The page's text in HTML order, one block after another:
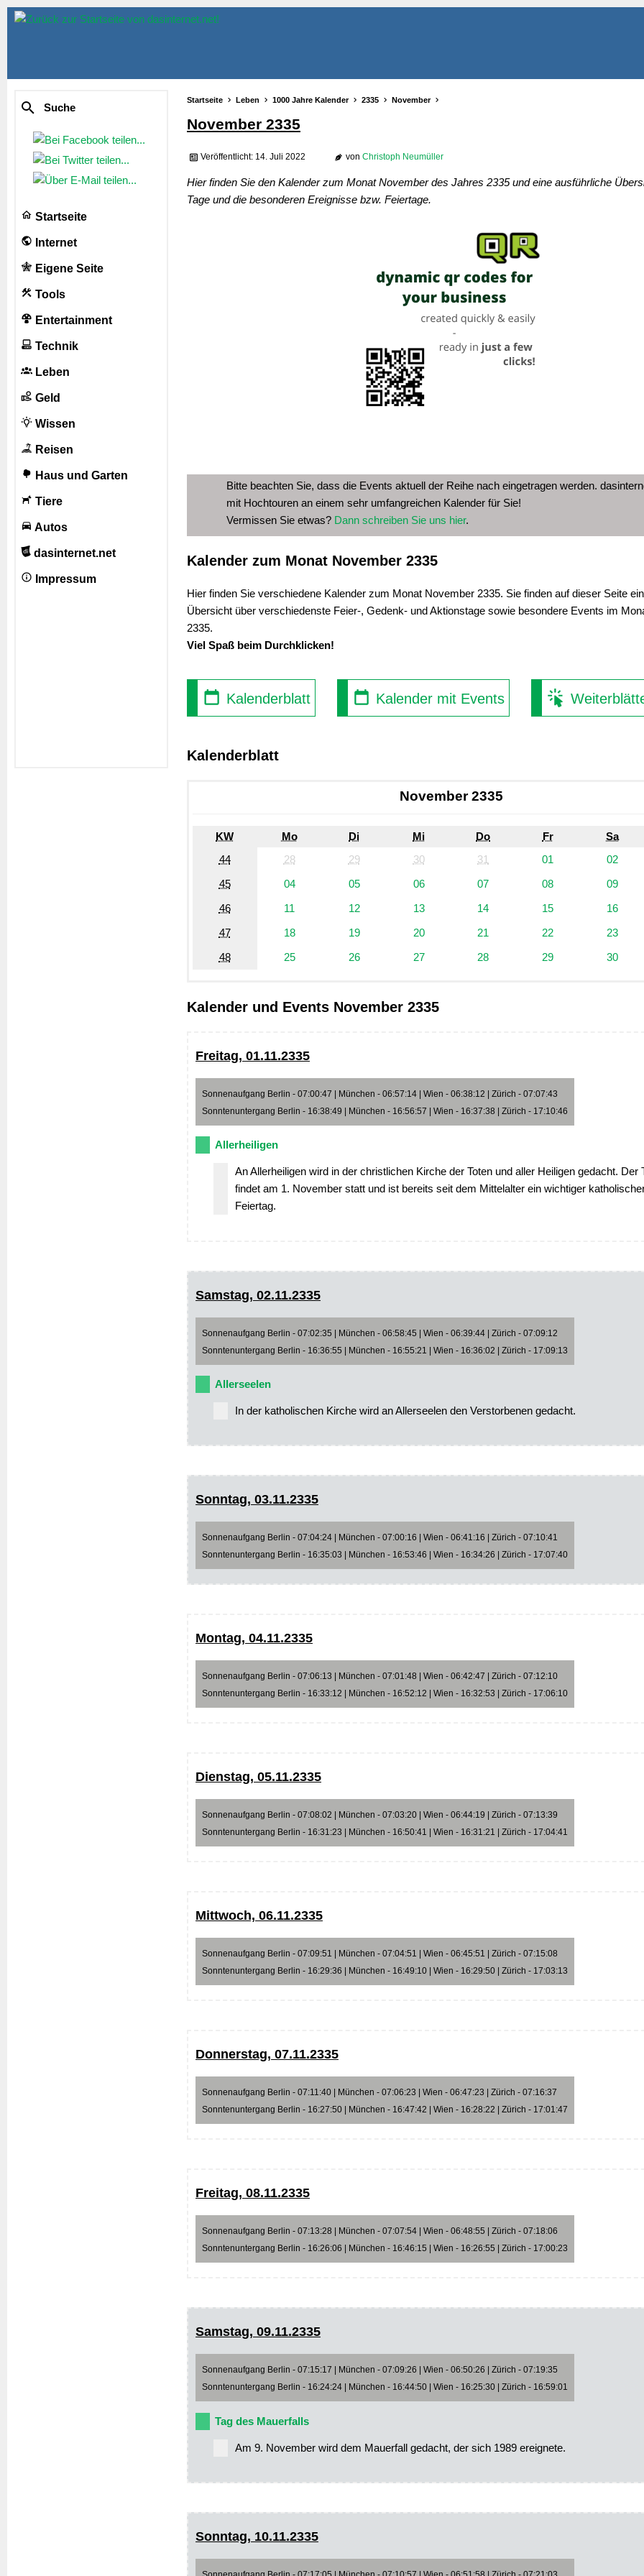
Suche
Startseite
Internet
Eigene Seite
Tools
Entertainment
Technik
Leben
Geld
Wissen
Reisen
Haus und Garten
Tiere
Autos
dasinternet.net
Impressum
Startseite Leben 1000 Jahre Kalender 2335 November
November 2335
Veröffentlicht: 14. Juli 2022 von Christoph Neumüller
Hier finden Sie den Kalender zum Monat November des Jahres 2335 und eine ausführliche
Tage und die besonderen Ereignisse bzw. Feiertage.
Bitte beachten Sie, dass die Events aktuell der Reihe nach eingetragen werden.
mit Hochtouren an einem sehr umfangreichen Kalender für Sie!
Vermissen Sie etwas? Dann schreiben Sie uns hier.
Kalender zum Monat November 2335
Hier finden Sie verschiedene Kalender zum Monat November 2335. Sie finden auf dieser Seite
Übersicht über verschiedenste Feier-, Gedenk- und Aktionstage sowie besondere Events im
2335.
Viel Spaß beim Durchklicken!
Kalenderblatt Kalender mit Events
Kalenderblatt
November 2335
KW Mo Di Mi Do Fr Sa
44
28 29 30 31 01 02
45
04 05 06 07 08 09
46
11 12 13 14 15 16
47
18 19 20 21 22 23
48
25 26 27 28 29 30
Kalender und Events November 2335
Freitag, 01.11.2335
Sonnenaufgang Berlin - 07:00:47 | München - 06:57:14 | Wien - 06:38:12 | Zürich - 07:07:43
Sonntenuntergang Berlin - 16:38:49 | München - 16:56:57 | Wien - 16:37:38 | Zürich - 17:10:46
Allerheiligen
An Allerheiligen wird in der christlichen Kirche der Toten und aller Heiligen gedacht. Der
findet am 1. November statt und ist bereits seit dem Mittelalter ein wichtiger
Feiertag.
Samstag, 02.11.2335
Sonnenaufgang Berlin - 07:02:35 | München - 06:58:45 | Wien - 06:39:44 | Zürich - 07:09:12
Sonntenuntergang Berlin - 16:36:55 | München - 16:55:21 | Wien - 16:36:02 | Zürich - 17:09:13
Allerseelen
In der katholischen Kirche wird an Allerseelen den Verstorbenen gedacht.
Sonntag, 03.11.2335
Sonnenaufgang Berlin - 07:04:24 | München - 07:00:16 | Wien - 06:41:16 | Zürich - 07:10:41
Sonntenuntergang Berlin - 16:35:03 | München - 16:53:46 | Wien - 16:34:26 | Zürich - 17:07:40
Montag, 04.11.2335
Sonnenaufgang Berlin - 07:06:13 | München - 07:01:48 | Wien - 06:42:47 | Zürich - 07:12:10
Sonntenuntergang Berlin - 16:33:12 | München - 16:52:12 | Wien - 16:32:53 | Zürich - 17:06:10
Dienstag, 05.11.2335
Sonnenaufgang Berlin - 07:08:02 | München - 07:03:20 | Wien - 06:44:19 | Zürich - 07:13:39
Sonntenuntergang Berlin - 16:31:23 | München - 16:50:41 | Wien - 16:31:21 | Zürich - 17:04:41
Mittwoch, 06.11.2335
Sonnenaufgang Berlin - 07:09:51 | München - 07:04:51 | Wien - 06:45:51 | Zürich - 07:15:08
Sonntenuntergang Berlin - 16:29:36 | München - 16:49:10 | Wien - 16:29:50 | Zürich - 17:03:13
Donnerstag, 07.11.2335
Sonnenaufgang Berlin - 07:11:40 | München - 07:06:23 | Wien - 06:47:23 | Zürich - 07:16:37
Sonntenuntergang Berlin - 16:27:50 | München - 16:47:42 | Wien - 16:28:22 | Zürich - 17:01:47
Freitag, 08.11.2335
Sonnenaufgang Berlin - 07:13:28 | München - 07:07:54 | Wien - 06:48:55 | Zürich - 07:18:06
Sonntenuntergang Berlin - 16:26:06 | München - 16:46:15 | Wien - 16:26:55 | Zürich - 17:00:23
Samstag, 09.11.2335
Sonnenaufgang Berlin - 07:15:17 | München - 07:09:26 | Wien - 06:50:26 | Zürich - 07:19:35
Sonntenuntergang Berlin - 16:24:24 | München - 16:44:50 | Wien - 16:25:30 | Zürich - 16:59:01
Tag des Mauerfalls
Am 9. November wird dem Mauerfall gedacht, der sich 1989 ereignete.
Sonntag, 10.11.2335